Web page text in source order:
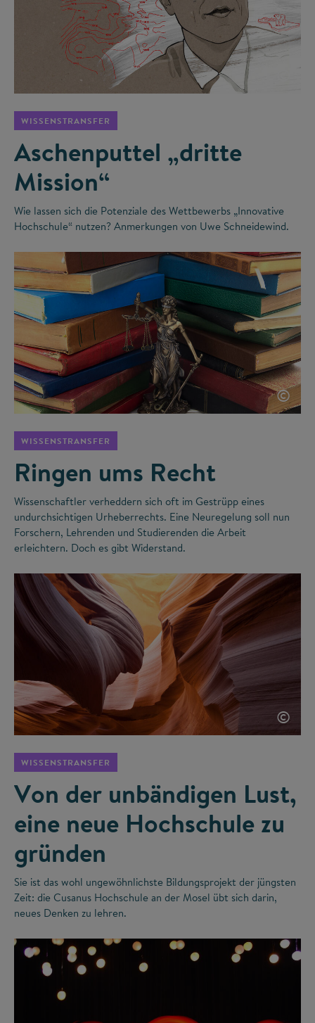
WISSENSTRANSFER
Aschenputtel „dritte
Mission“
Wie lassen sich die Potenziale des Wettbewerbs „Innovative
Hochschule“ nutzen? Anmerkungen von Uwe Schneidewind.
©
WISSENSTRANSFER
Ringen ums Recht
Wissenschaftler verheddern sich oft im Gestrüpp eines
undurchsichtigen Urheberrechts. Eine Neuregelung soll nun
Forschern, Lehrenden und Studierenden die Arbeit
erleichtern. Doch es gibt Widerstand.
©
WISSENSTRANSFER
Von der unbändigen Lust,
eine neue Hochschule zu
gründen
Sie ist das wohl ungewöhnlichste Bildungsprojekt der jüngsten
Zeit: die Cusanus Hochschule an der Mosel übt sich darin,
neues Denken zu lehren.